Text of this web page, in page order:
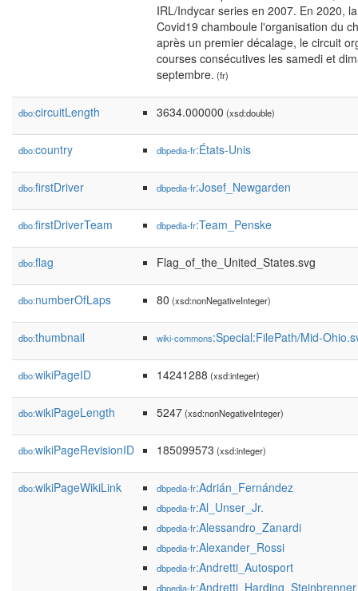
IRL/Indycar series en 2007. En 2020,
Covid19 chamboule l'organisation du
après un premier décalage, le circuit
courses consécutives les samedi et
septembre. (fr)
dbo:circuitLength 3634.000000 (xsd:double)
dbo:country dbpedia-fr:États-Unis
dbo:firstDriver dbpedia-fr:Josef_Newgarden
dbo:firstDriverTeam dbpedia-fr:Team_Penske
dbo:flag Flag_of_the_United_States.svg
dbo:numberOfLaps 80 (xsd:nonNegativeInteger)
dbo:thumbnail wiki-commons:Special:FilePath/Mid-
dbo:wikiPageID 14241288 (xsd:integer)
dbo:wikiPageLength 5247(xsd:nonNegativeInteger)
dbo:wikiPageRevisionID 185099573 (xsd:integer)
dbo:wikiPageWikiLink dbpedia-fr:Adrián_Fernández
dbpedia-fr:Al_Unser_Jr.
dbpedia-fr:Alessandro_Zanardi
dbpedia-fr:Alexander_Rossi
dbpedia-fr:Andretti_Autosport
dbpedia-fr